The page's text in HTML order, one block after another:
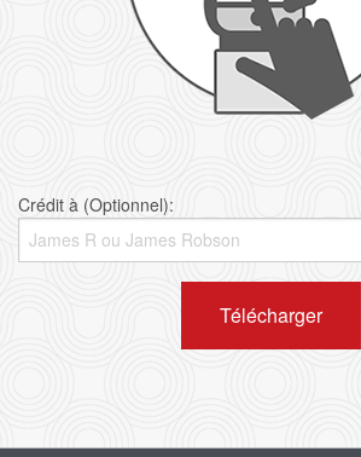
Crédit à (Optionnel):
Télécharger